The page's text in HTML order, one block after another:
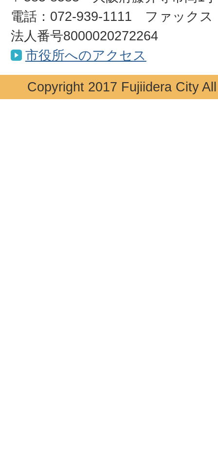
電話：072-939-1111 ファックス
法人番号8000020272264
市役所へのアクセス
Copyright 2017 Fujiidera City